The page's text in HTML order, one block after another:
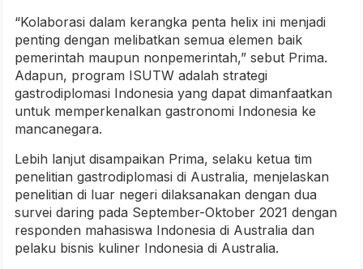
“Kolaborasi dalam kerangka penta helix ini menjadi
penting dengan melibatkan semua elemen baik
pemerintah maupun nonpemerintah,” sebut Prima.
Adapun, program ISUTW adalah strategi
gastrodiplomasi Indonesia yang dapat dimanfaatkan
untuk memperkenalkan gastronomi Indonesia ke
mancanegara.
Lebih lanjut disampaikan Prima, selaku ketua tim
penelitian gastrodiplomasi di Australia, menjelaskan
penelitian di luar negeri dilaksanakan dengan dua
survei daring pada September-Oktober 2021 dengan
responden mahasiswa Indonesia di Australia dan
pelaku bisnis kuliner Indonesia di Australia.